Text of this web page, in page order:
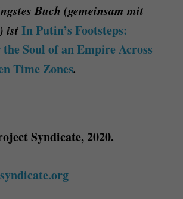
Buch (gemeinsam mit
istIn Putin’s Footsteps:
Soul of an Empire Across
Time Zones.
Syndicate, 2020.